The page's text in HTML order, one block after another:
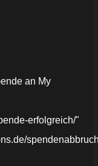
an My
erfolgreich/"